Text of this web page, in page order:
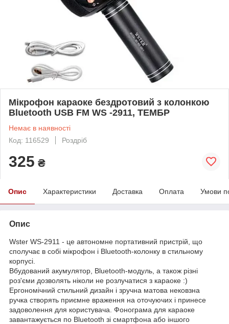
Мікрофон караоке бездротовий з колонкою
Bluetooth USB FM WS -2911, ТЕМБР
Немає в наявності
Код: 116529
Роздріб
325 ₴
Опис Характеристики Доставка Оплата Умови
Опис
Wster WS-2911 - це автономне портативний пристрій, що
сполучає в собі мікрофон і Bluetooth-колонку в стильному
корпусі.
Вбудований акумулятор, Bluetooth-модуль, а також різні
роз'єми дозволять ніколи не розлучатися з караоке :)
Ергономічний стильний дизайн і зручна матова нековзна
ручка створять приємне враження на оточуючих і принесе
задоволення для користувача. Фонограма для караоке
завантажується по Bluetooth зі смартфона або іншого